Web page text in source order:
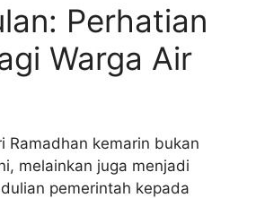
Perhatian
Warga Air
Ramadhan kemarin bukan
melainkan juga menjadi
pemerintah kepada